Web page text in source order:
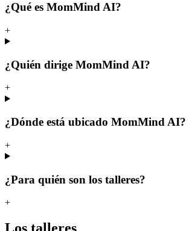
¿Qué es MomMind AI?
+
¿Quién dirige MomMind AI?
+
¿Dónde está ubicado MomMind AI?
+
¿Para quién son los talleres?
+